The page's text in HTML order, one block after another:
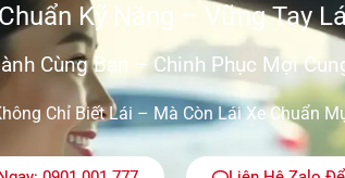
Chuẩn Kỹ Năng – Vững Tay
Cùng Bạn – Chinh Phục Mọi
Chỉ Biết Lái – Mà Còn Lái Xe Chuẩn